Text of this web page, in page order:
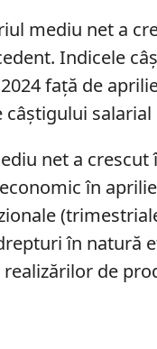
mediu net a
Indicele
față de
salarial
net a
în
în natură
de